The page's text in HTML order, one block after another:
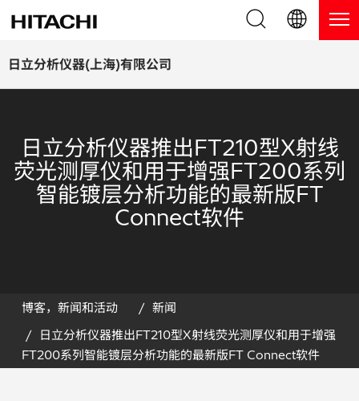
日立分析仪器(上海)有限公司
产品系列
手持式 XRF / LIBS 光谱仪
台式 XRF 光谱仪
热分析仪
应用
博客，新闻及活动
博客
网络讲堂
在线演示
服务
保修注册
常见问题
日本語 (JP)
日立分析仪器推出FT210型X射线
荧光测厚仪和用于增强FT200系列
智能镀层分析功能的最新版FT
Connect软件
博客，新闻和活动
新闻
日立分析仪器推出FT210型X射线荧光测厚仪和用于增强
FT200系列智能镀层分析功能的最新版FT Connect软件